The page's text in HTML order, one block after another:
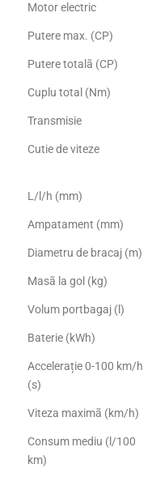
Motor electric
Putere max. (CP)
Putere totalã (CP)
Cuplu total (Nm)
Transmisie
Cutie de viteze
L/l/h (mm)
Ampatament (mm)
Diametru de bracaj (m)
Masã la gol (kg)
Volum portbagaj (l)
Baterie (kWh)
Accelerație 0-100 km/h
(s)
Viteza maximã (km/h)
Consum mediu (l/100
km)